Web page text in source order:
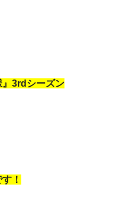
』3rdシーズン
！